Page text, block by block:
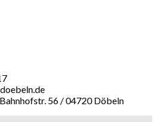
Bahnhofstr. 56 / 04720 Döbeln